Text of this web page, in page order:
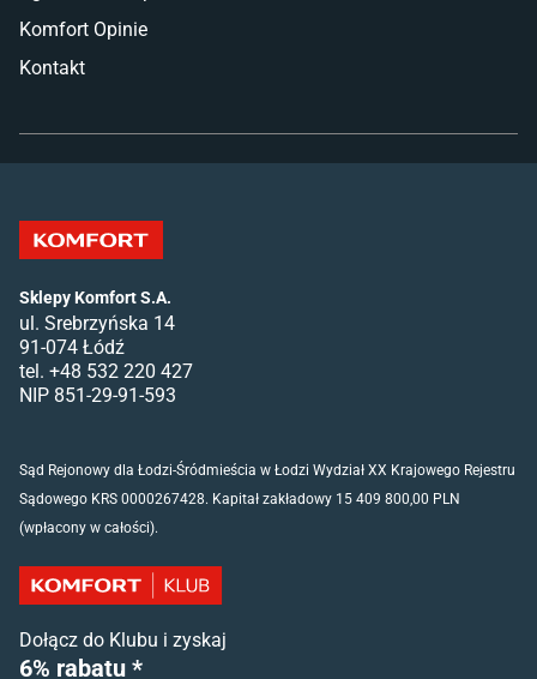
Komfort Opinie
Kontakt
Sklepy Komfort S.A.
ul. Srebrzyńska 14
91-074 Łódź
tel. +48 532 220 427
NIP 851-29-91-593
Sąd Rejonowy dla Łodzi-Śródmieścia w Łodzi Wydział XX Krajowego Rejestru
Sądowego KRS 0000267428. Kapitał zakładowy 15 409 800,00 PLN
(wpłacony w całości).
Dołącz do Klubu i zyskaj
6% rabatu *